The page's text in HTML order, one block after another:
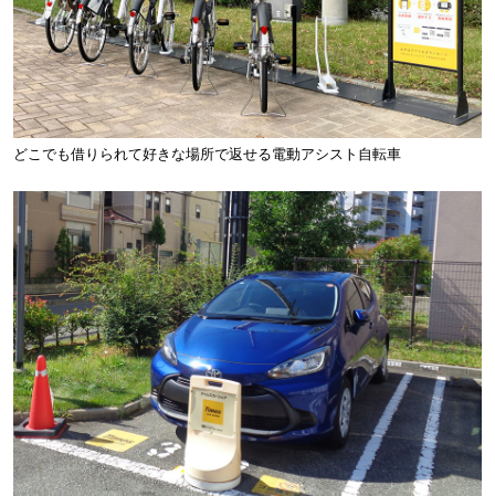
どこでも借りられて好きな場所で返せる電動アシスト自転車